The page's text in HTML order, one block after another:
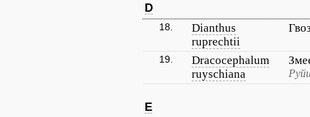
D
18.
Dianthus
ruprechtii
19.
Dracocephalum
ruyschiana
E